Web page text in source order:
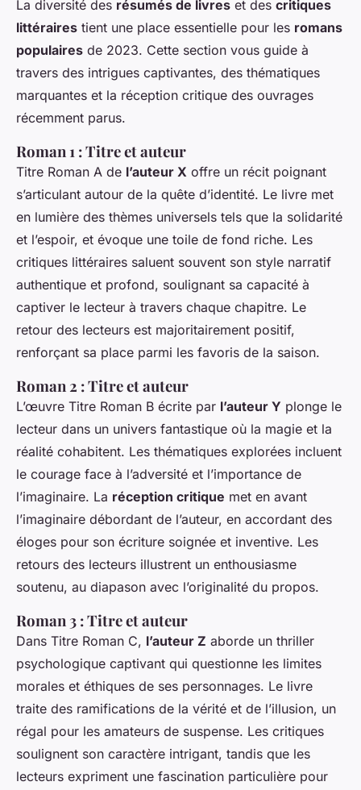
La diversité des résumés de livres et des critiques
littéraires tient une place essentielle pour les romans
populaires de 2023. Cette section vous guide à
travers des intrigues captivantes, des thématiques
marquantes et la réception critique des ouvrages
récemment parus.
Roman 1 : Titre et auteur
Titre Roman A de l’auteur X offre un récit poignant
s’articulant autour de la quête d’identité. Le livre met
en lumière des thèmes universels tels que la solidarité
et l’espoir, et évoque une toile de fond riche. Les
critiques littéraires saluent souvent son style narratif
authentique et profond, soulignant sa capacité à
captiver le lecteur à travers chaque chapitre. Le
retour des lecteurs est majoritairement positif,
renforçant sa place parmi les favoris de la saison.
Roman 2 : Titre et auteur
L’œuvre Titre Roman B écrite par l’auteur Y plonge le
lecteur dans un univers fantastique où la magie et la
réalité cohabitent. Les thématiques explorées incluent
le courage face à l’adversité et l’importance de
l’imaginaire. La réception critique met en avant
l’imaginaire débordant de l’auteur, en accordant des
éloges pour son écriture soignée et inventive. Les
retours des lecteurs illustrent un enthousiasme
soutenu, au diapason avec l’originalité du propos.
Roman 3 : Titre et auteur
Dans Titre Roman C, l’auteur Z aborde un thriller
psychologique captivant qui questionne les limites
morales et éthiques de ses personnages. Le livre
traite des ramifications de la vérité et de l’illusion, un
régal pour les amateurs de suspense. Les critiques
soulignent son caractère intrigant, tandis que les
lecteurs expriment une fascination particulière pour